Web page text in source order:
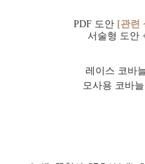
PDF 도안 [관련
서술형 도안
레이스 코바
모사용 코바